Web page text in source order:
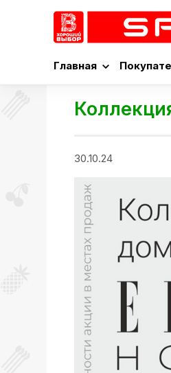
Главная
30.10.24